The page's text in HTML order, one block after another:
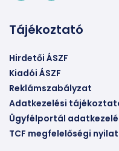
Tájékoztató
Hirdetői ÁSZF
Kiadói ÁSZF
Reklámszabályzat
Adatkezelési
Ügyfélportál
TCF megfelelőségi